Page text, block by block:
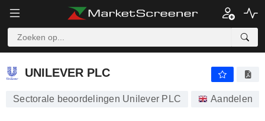
UNILEVER PLC
UNILEVER PLC
Sectorale beoordelingen Unilever PLC Aandelen